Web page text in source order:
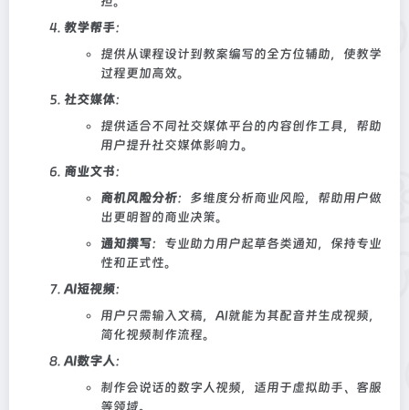
教学帮手：
提供从课程设计到教案编写的全方位辅助，使教学
过程更加高效。
社交媒体：
提供适合不同社交媒体平台的内容创作工具，帮助
用户提升社交媒体影响力。
商业文书：
商机风险分析：多维度分析商业风险，帮助用户做
出更明智的商业决策。
通知撰写：专业助力用户起草各类通知，保持专业
性和正式性。
AI短视频：
用户只需输入文稿，AI就能为其配音并生成视频，
简化视频制作流程。
AI数字人：
制作会说话的数字人视频，适用于虚拟助手、客服
等领域。